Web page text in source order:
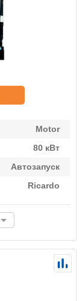
Motor
80 кВт
Автозапуск
Ricardo